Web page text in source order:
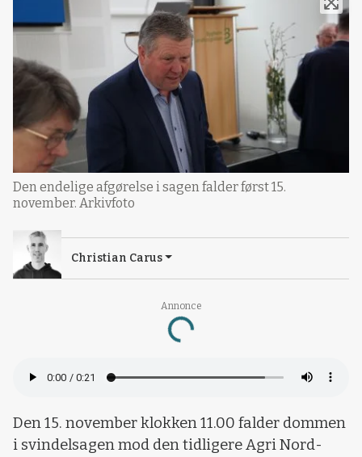
Annonce
Loading...
Den endelige afgørelse i sagen falder først 15.
november. Arkivfoto
Christian Carus
Den 15. november klokken 11.00 falder dommen
i svindelsagen mod den tidligere Agri Nord-